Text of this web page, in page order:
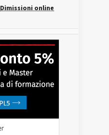
Dimissioni online